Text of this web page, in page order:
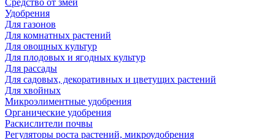
Средство от змей
Удобрения
Для газонов
Для комнатных растений
Для овощных культур
Для плодовых и ягодных культур
Для рассады
Для садовых, декоративных и цветущих растений
Для хвойных
Микроэлиментные удобрения
Органические удобрения
Раскислители почвы
Регуляторы роста растений, микроудобрения